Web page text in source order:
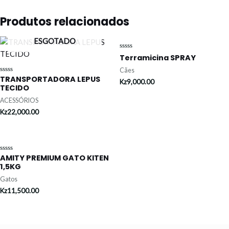
Produtos relacionados
ESGOTADO
Avaliação
0
de
5
TRANSPORTADORA LEPUS
TECIDO
ACESSÓRIOS
Kz22,000.00
Avaliação
0
de
5
Terramicina SPRAY
Cães
Kz9,000.00
Avaliação
0
de
5
AMITY PREMIUM GATO KITEN
1,5KG
Gatos
Kz11,500.00